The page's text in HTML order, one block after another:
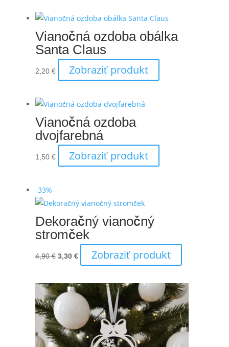
13,90 €.11,90 €.
Vianočná ozdoba obálka
Santa Claus
2,20 € Zobraziť produkt
Vianočná ozdoba
dvojfarebná
1,50 € Zobraziť produkt
-33%
Dekoračný vianočný
stromček
4,90€ Pôvodná
4,90 €.
3,30 €Aktuálna
cena
3,30 €.
Zobraziť produkt